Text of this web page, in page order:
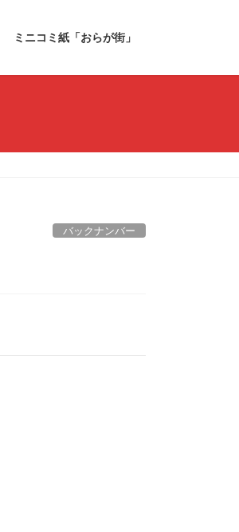
ミニコミ紙「おらが街」
バックナンバー